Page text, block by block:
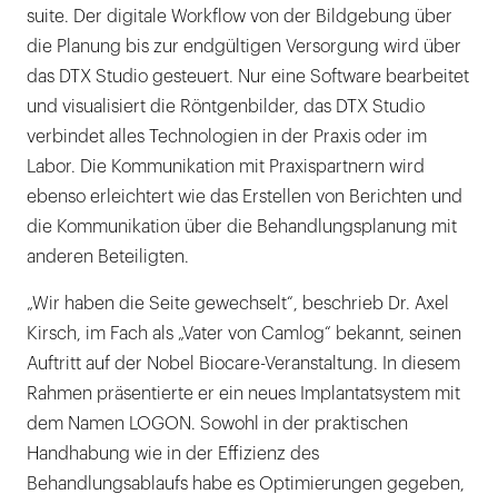
suite. Der digitale Workflow von der Bildgebung über
die Planung bis zur endgültigen Versorgung wird über
das DTX Studio gesteuert. Nur eine Software bearbeitet
und visualisiert die Röntgenbilder, das DTX Studio
verbindet alles Technologien in der Praxis oder im
Labor. Die Kommunikation mit Praxispartnern wird
ebenso erleichtert wie das Erstellen von Berichten und
die Kommunikation über die Behandlungsplanung mit
anderen Beteiligten.
„Wir haben die Seite gewechselt“, beschrieb Dr. Axel
Kirsch, im Fach als „Vater von Camlog“ bekannt, seinen
Auftritt auf der Nobel Biocare-Veranstaltung. In diesem
Rahmen präsentierte er ein neues Implantatsystem mit
dem Namen LOGON. Sowohl in der praktischen
Handhabung wie in der Effizienz des
Behandlungsablaufs habe es Optimierungen gegeben,